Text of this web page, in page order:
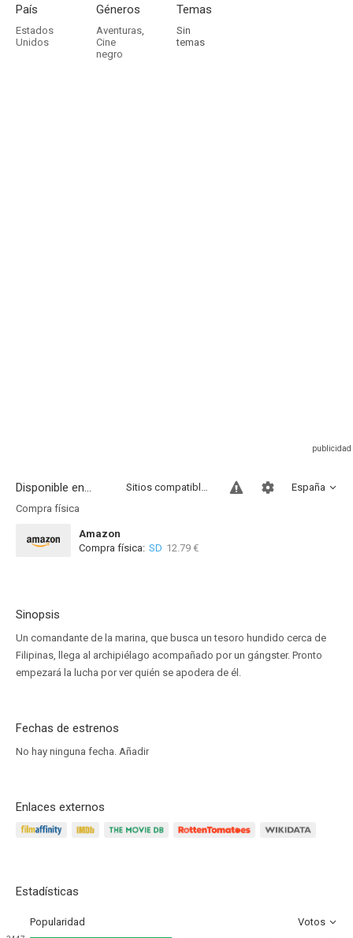
País
Estados
Unidos
Géneros
Aventuras,
Cine
negro
Temas
Sin
temas
Disponible en... España
Sitios compatibles
Compra física
Amazon
Compra física: SD 12.79 €
Sinopsis
Un comandante de la marina, que busca un tesoro hundido cerca de
Filipinas, llega al archipiélago acompañado por un gángster. Pronto
empezará la lucha por ver quién se apodera de él.
Fechas de estrenos
No hay ninguna fecha. Añadir
Enlaces externos
Estadísticas
Popularidad Votos